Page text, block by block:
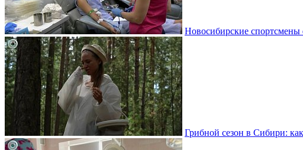
Новосибирские спортсмены
Грибной сезон в Сибири: